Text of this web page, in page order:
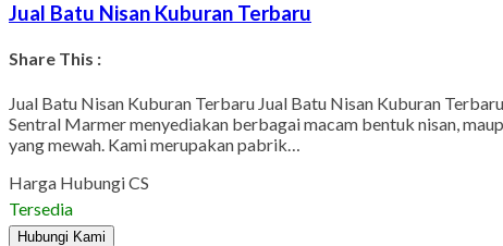
Jual Batu Nisan Kuburan Terbaru
Share This :
Jual Batu Nisan Kuburan Terbaru Jual Batu Nisan Kuburan
Sentral Marmer menyediakan berbagai macam bentuk nisan,
yang mewah. Kami merupakan pabrik…
Harga Hubungi CS
Tersedia
Hubungi Kami